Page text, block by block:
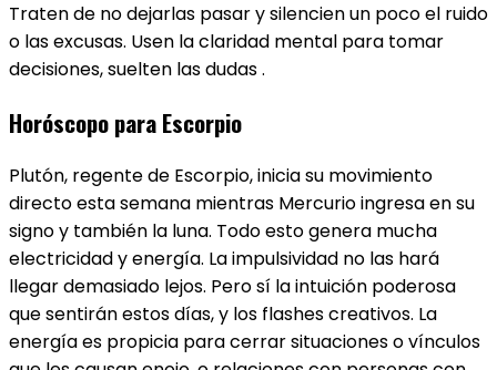
Traten de no dejarlas pasar y silencien un poco el ruido
o las excusas. Usen la claridad mental para tomar
decisiones, suelten las dudas .
Horóscopo para Escorpio
Plutón, regente de Escorpio, inicia su movimiento
directo esta semana mientras Mercurio ingresa en su
signo y también la luna. Todo esto genera mucha
electricidad y energía. La impulsividad no las hará
llegar demasiado lejos. Pero sí la intuición poderosa
que sentirán estos días, y los flashes creativos. La
energía es propicia para cerrar situaciones o vínculos